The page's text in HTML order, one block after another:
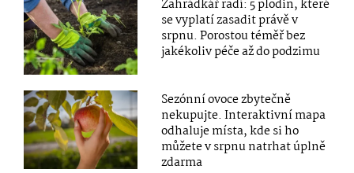
Zahrádkář radí: 5 plodin, které
se vyplatí zasadit právě v
srpnu. Porostou téměř bez
jakékoliv péče až do podzimu
Sezónní ovoce zbytečně
nekupujte. Interaktivní mapa
odhaluje místa, kde si ho
můžete v srpnu natrhat úplně
zdarma